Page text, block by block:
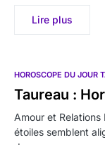
Lire plus
HOROSCOPE DU JOUR
Taureau :
Amour et Relations
étoiles semblent